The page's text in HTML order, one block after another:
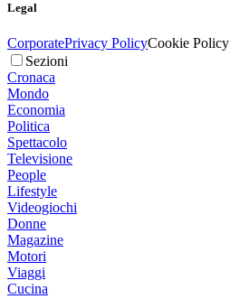
Legal
CorporatePrivacy PolicyCookie Policy
Sezioni
Cronaca
Mondo
Economia
Politica
Spettacolo
Televisione
People
Lifestyle
Videogiochi
Donne
Magazine
Motori
Viaggi
Cucina